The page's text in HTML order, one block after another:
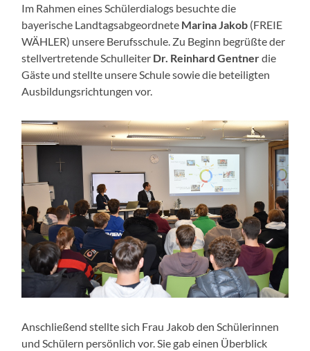
Im Rahmen eines Schülerdialogs besuchte die
bayerische Landtagsabgeordnete Marina Jakob (FREIE
WÄHLER) unsere Berufsschule. Zu Beginn begrüßte der
stellvertretende Schulleiter Dr. Reinhard Gentnerdie
Gäste und stellte unsere Schule sowie die beteiligten
Ausbildungsrichtungen vor.
Anschließend stellte sich Frau Jakob den Schülerinnen
und Schülern persönlich vor. Sie gab einen Überblick